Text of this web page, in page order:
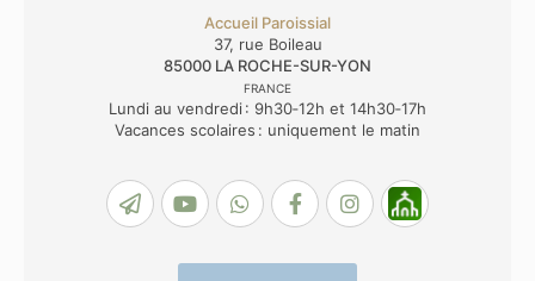
Accueil Paroissial
37, rue Boileau
85000 LA ROCHE-SUR-YON
FRANCE
Lundi au vendredi : 9h30‑12h et 14h30‑17h
Vacances scolaires : uniquement le matin